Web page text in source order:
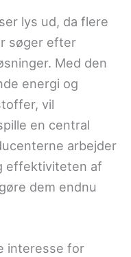
lys ud, da flere
søger efter
Med den
energi og
vil
en central
arbejder
effektiviteten af
dem endnu
interesse for